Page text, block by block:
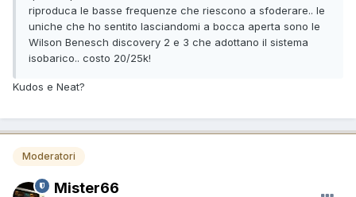
riproduca le basse frequenze che riescono a sfoderare.. le
uniche che ho sentito lasciandomi a bocca aperta sono le
Wilson Benesch discovery 2 e 3 che adottano il sistema
isobarico.. costo 20/25k!
Kudos e Neat?
Moderatori
Mister66